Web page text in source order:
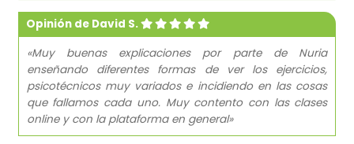
Opinión de David S.
«Muy buenas explicaciones por parte de Nuria
enseñando diferentes formas de ver los ejercicios,
psicotécnicos muy variados e incidiendo en las cosas
que fallamos cada uno. Muy contento con las clases
online y con la plataforma en general»